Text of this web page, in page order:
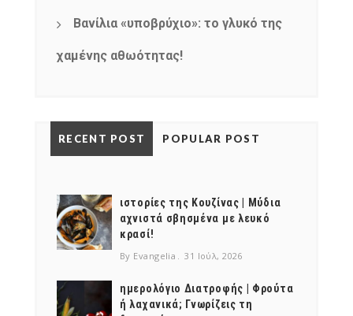
Βανίλια «υποβρύχιο»: το γλυκό της
χαμένης αθωότητας!
RECENT POST POPULAR POST
ιστορίες της Κουζίνας | Μύδια
αχνιστά σβησμένα με λευκό
κρασί!
By Evangelia 31 Ιούλ, 2026
ημερολόγιο Διατροφής | Φρούτα
ή λαχανικά; Γνωρίζεις τη